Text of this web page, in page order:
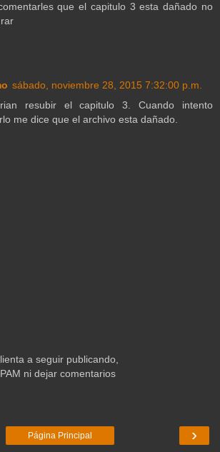
que el capitulo 3 esta dañado no
sábado, noviembre 28, 2015 7:32:00 p.m.
resubir el capitulo 3. Cuando intento
me dice que el archivo esta dañado.
a seguir publicando,
ni dejar comentarios
›
Página Principal